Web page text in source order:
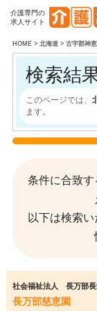
介護専門の
求人サイト
HOME> 北海道> 古宇郡神
検索結
このページでは、
ます。
条件に合致
以下は検索
社会福祉法人 長万部長
長万部慈恵園